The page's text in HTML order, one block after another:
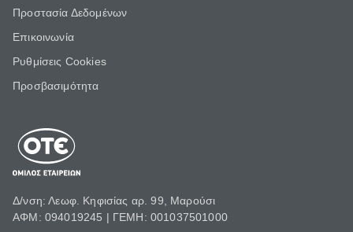
Προστασία Δεδομένων
Επικοινωνία
Ρυθμίσεις Cookies
Προσβασιμότητα
Δ/νση: Λεωφ. Κηφισίας αρ. 99, Μαρούσι
ΑΦΜ: 094019245 | ΓΕΜΗ: 001037501000